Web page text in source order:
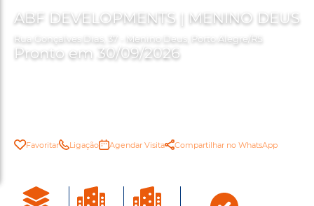
ABF DEVELOPMENTS | MENINO DEUS
Rua Gonçalves Dias, 37 - Menino Deus, Porto Alegre/RS
Pronto em 30/09/2026
Favoritar Ligação Agendar Visita Compartilhar no WhatsApp